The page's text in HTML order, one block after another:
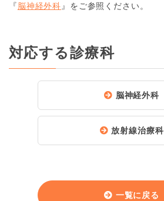
『 脳神経外科 』をご参照ください。
対応する診療科
脳神経外科
放射線治療科
一覧に戻る